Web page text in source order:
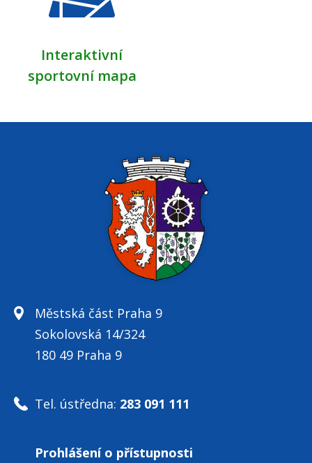
Interaktivní
sportovní mapa
Městská část Praha 9
Sokolovská 14/324
180 49 Praha 9
Tel. ústředna: 283 091 111
Prohlášení o přístupnosti